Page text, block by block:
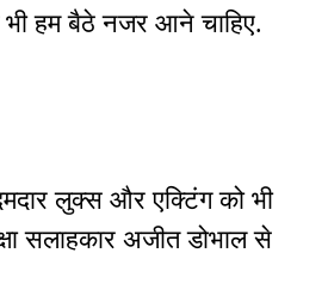
हम बैठे नजर आने चाहिए.
लुक्स और एक्टिंग को भी
सलाहकार अजीत डोभाल से